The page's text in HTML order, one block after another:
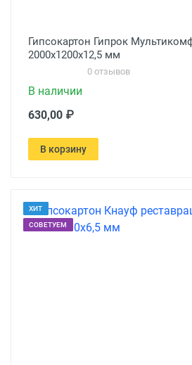
Гипсокартон Гипрок
2000х1200х12,5 мм
0 отзывов
В наличии
630,00 ₽
В корзину
ХИТ
СОВЕТУЕМ